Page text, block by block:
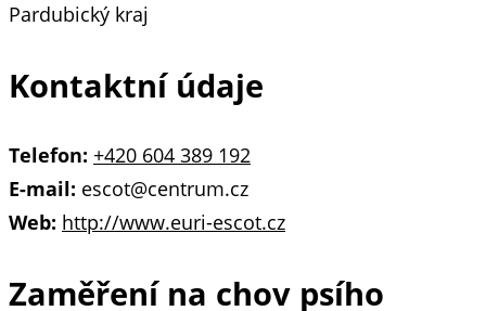
Pardubický kraj
Kontaktní údaje
Telefon: +420 604 389 192
E-mail: escot@centrum.cz
Web: http://www.euri-escot.cz
Zaměření na chov psího